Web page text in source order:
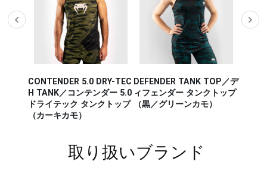
CONTENDER 5.0 DRY-TEC
H TANK／コンテンダー 5.0
ドライテック タンクトップ
（カーキカモ）
DEFENDER TANK TOP／デ
ィフェンダー タンクトップ
（黒／グリーンカモ）
AERO
取り扱いブランド